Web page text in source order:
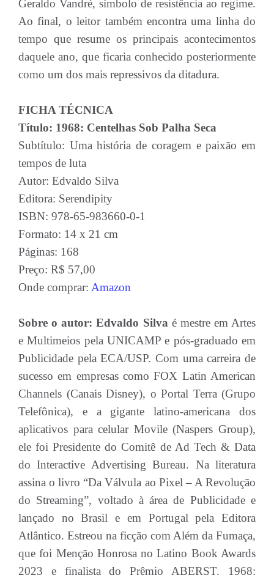
Geraldo Vandré, símbolo de resistência ao regime.
Ao final, o leitor também encontra uma linha do
tempo que resume os principais acontecimentos
daquele ano, que ficaria conhecido posteriormente
como um dos mais repressivos da ditadura.
FICHA TÉCNICA
Título: 1968: Centelhas Sob Palha Seca
Subtítulo: Uma história de coragem e paixão em
tempos de luta
Autor: Edvaldo Silva
Editora: Serendipity
ISBN: 978-65-983660-0-1
Formato: 14 x 21 cm
Páginas: 168
Preço: R$ 57,00
Onde comprar: Amazon
Sobre o autor: Edvaldo Silva é mestre em Artes
e Multimeios pela UNICAMP e pós-graduado em
Publicidade pela ECA/USP. Com uma carreira de
sucesso em empresas como FOX Latin American
Channels (Canais Disney), o Portal Terra (Grupo
Telefônica), e a gigante latino-americana dos
aplicativos para celular Movile (Naspers Group),
ele foi Presidente do Comitê de Ad Tech & Data
do Interactive Advertising Bureau. Na literatura
assina o livro “Da Válvula ao Pixel – A Revolução
do Streaming”, voltado à área de Publicidade e
lançado no Brasil e em Portugal pela Editora
Atlântico. Estreou na ficção com Além da Fumaça,
que foi Menção Honrosa no Latino Book Awards
2023 e finalista do Prêmio ABERST. 1968: